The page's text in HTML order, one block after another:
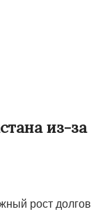
из-за
рост долгов